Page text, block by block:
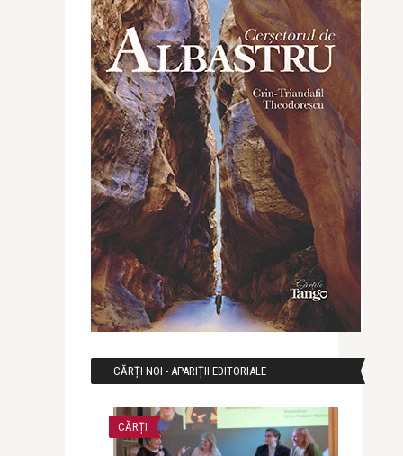
CĂRȚI NOI - APARIȚII EDITORIALE
CĂRȚI